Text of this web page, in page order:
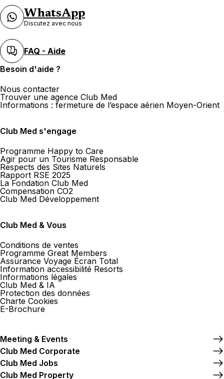
WhatsApp
Discutez avec nous
FAQ - Aide
Besoin d'aide ?
Nous contacter
Trouver une agence Club Med
Informations : fermeture de l’espace aérien Moyen-Orient
Club Med s'engage
Programme Happy to Care
Agir pour un Tourisme Responsable
Respects des Sites Naturels
Rapport RSE 2025
La Fondation Club Med
Compensation CO2
Club Med Développement
Club Med & Vous
Conditions de ventes
Programme Great Members
Assurance Voyage Écran Total
Information accessibilité Resorts
Informations légales
Club Med & IA
Protection des données
Charte Cookies
E-Brochure
Meeting & Events
Club Med Corporate
Club Med Jobs
Club Med Property